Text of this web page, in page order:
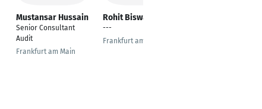
Mustansar Hussain
Senior Consultant
Audit
Frankfurt am Main
Rohit Biswas
---
Frankfurt am Main